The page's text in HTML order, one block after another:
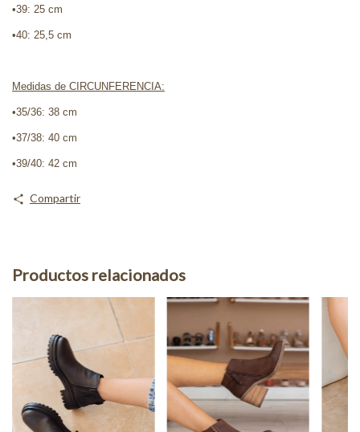
•39: 25 cm
•40: 25,5 cm
Medidas de CIRCUNFERENCIA:
•35/36: 38 cm
•37/38: 40 cm
•39/40: 42 cm
Compartir
Productos relacionados